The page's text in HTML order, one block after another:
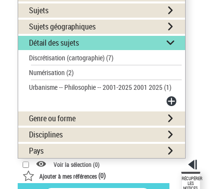
Sujets
Sujets géographiques
Détail des sujets
Discrétisation (cartographie)(7)
Numérisation (2)
Urbanisme -- Philosophie -- 2001-2025 2001 2025(1)
Genre ou forme
Disciplines
Pays
Voir la sélection (0)
Ajouter à mes références(0)
RÉCUPÉRER
LES